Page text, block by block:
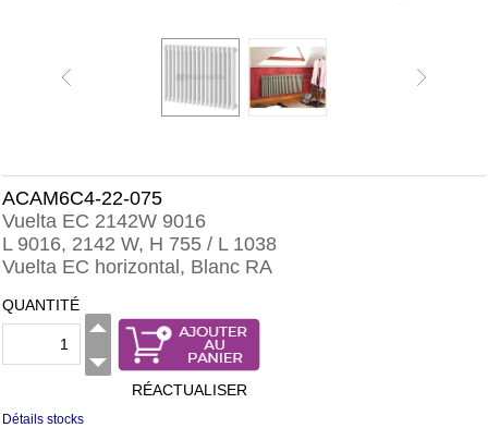
ACAM6C4-22-075
Vuelta EC 2142W 9016
L 9016, 2142 W, H 755 / L 1038
Vuelta EC horizontal, Blanc RA
QUANTITÉ
RÉACTUALISER
Détails stocks